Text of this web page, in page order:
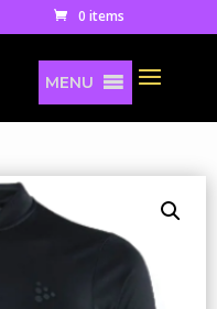
0 items
MENU